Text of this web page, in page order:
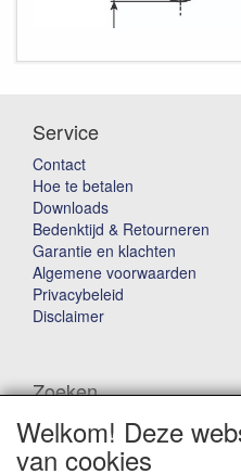
Service
Contact
Hoe te betalen
Downloads
Bedenktijd & Retourneren
Garantie en klachten
Algemene voorwaarden
Privacybeleid
Disclaimer
Zoeken
Waar ben je naar op
Welkom! Deze
van cookies